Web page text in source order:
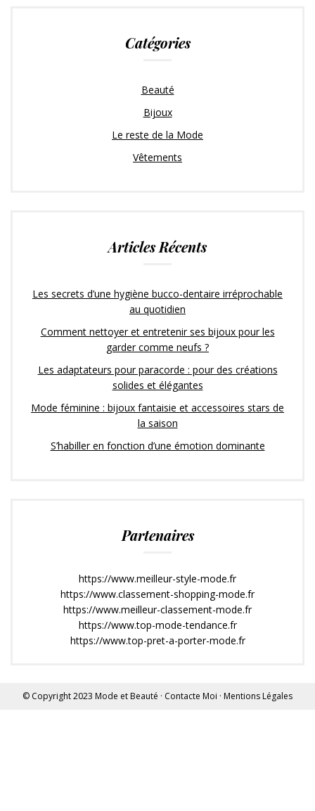
Catégories
Beauté
Bijoux
Le reste de la Mode
Vêtements
Articles Récents
Les secrets d’une hygiène bucco-dentaire irréprochable
au quotidien
Comment nettoyer et entretenir ses bijoux pour les
garder comme neufs ?
Les adaptateurs pour paracorde : pour des créations
solides et élégantes
Mode féminine : bijoux fantaisie et accessoires stars de
la saison
S’habiller en fonction d’une émotion dominante
Partenaires
https://www.meilleur-style-mode.fr
https://www.classement-shopping-mode.fr
https://www.meilleur-classement-mode.fr
https://www.top-mode-tendance.fr
https://www.top-pret-a-porter-mode.fr
© Copyright 2023 Mode et Beauté · Contacte Moi · Mentions Légales